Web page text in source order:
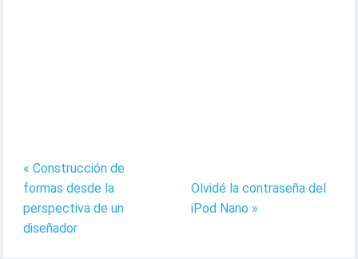
« Construcción de
formas desde la
perspectiva de un
diseñador
Olvidé la contraseña del
iPod Nano »